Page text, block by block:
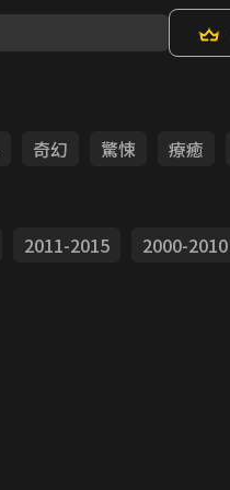
奇幻 驚悚 療癒
2011-2015
2000-2010